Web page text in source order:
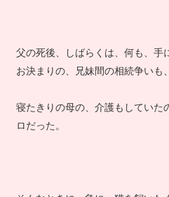
父の死後、しばらくは、何も、手
お決まりの、兄妹間の相続争いも
寝たきりの母の、介護もしていた
ロだった。